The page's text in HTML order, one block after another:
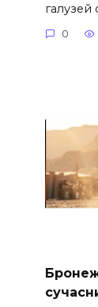
галузей
0